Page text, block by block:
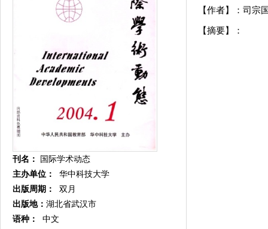
刊名：
国际学术动态
主办单位：
华中科技大学
出版周期：
双月
出版地： 湖北省武汉市
语种：
中文
【作者】：司宗
【摘要】：